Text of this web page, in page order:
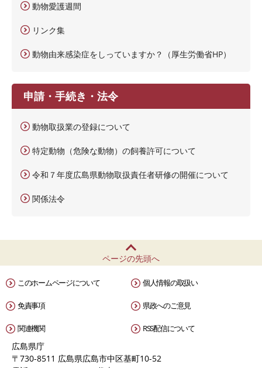
動物愛護週間
リンク集
動物由来感染症をしっていますか？（厚生労働省HP）
申請・手続き・法令
動物取扱業の登録について
特定動物（危険な動物）の飼養許可について
令和７年度広島県動物取扱責任者研修の開催について
関係法令
ページの先頭へ
このホームページについて 個人情報の取扱い
免責事項 県政へのご意見
関連機関 RSS配信について
広島県庁
〒730-8511 広島県広島市中区基町10-52